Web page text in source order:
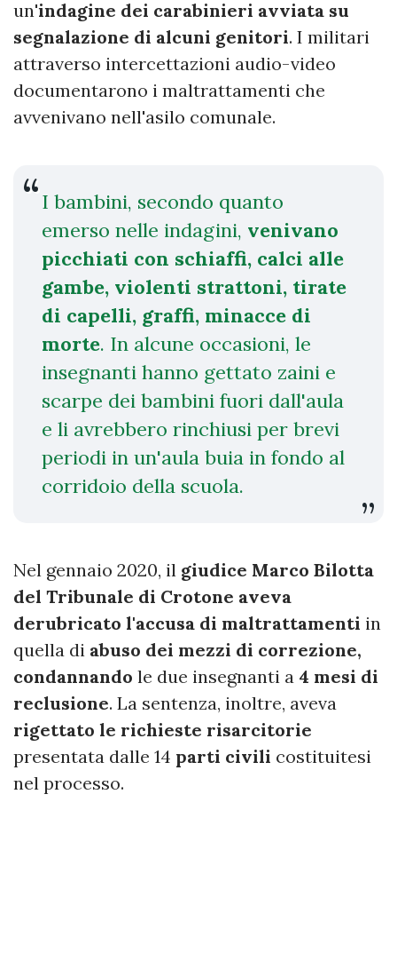
un'indagine dei carabinieri avviata su
segnalazione di alcuni genitori. I militari
attraverso intercettazioni audio-video
documentarono i maltrattamenti che
avvenivano nell'asilo comunale.
I bambini, secondo quanto
emerso nelle indagini, venivano
picchiati con schiaffi, calci alle
gambe, violenti strattoni, tirate
di capelli, graffi, minacce di
morte. In alcune occasioni, le
insegnanti hanno gettato zaini e
scarpe dei bambini fuori dall'aula
e li avrebbero rinchiusi per brevi
periodi in un'aula buia in fondo al
corridoio della scuola.
Nel gennaio 2020, il giudice Marco Bilotta
del Tribunale di Crotone aveva
derubricato l'accusa di maltrattamenti in
quella di abuso dei mezzi di correzione,
condannando le due insegnanti a 4 mesi di
reclusione. La sentenza, inoltre, aveva
rigettato le richieste risarcitorie
presentata dalle 14 parti civili costituitesi
nel processo.